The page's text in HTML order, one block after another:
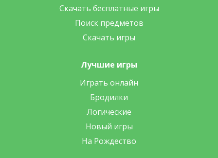
Скачать бесплатные игры
Поиск предметов
Скачать игры
Лучшие игры
Играть онлайн
Бродилки
Логические
Новый игры
На Рождество